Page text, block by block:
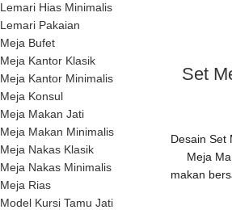
Lemari Hias Minimalis
Lemari Pakaian
Meja Bufet
Meja Kantor Klasik
Meja Kantor Minimalis
Meja Konsul
Meja Makan Jati
Meja Makan Minimalis
Meja Nakas Klasik
Meja Nakas Minimalis
Meja Rias
Model Kursi Tamu Jati
Set
Desain Set
Meja
makan